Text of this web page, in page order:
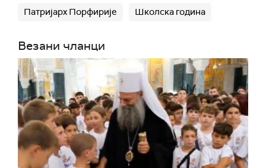
Патријарх Порфирије Школска година
Везани чланци